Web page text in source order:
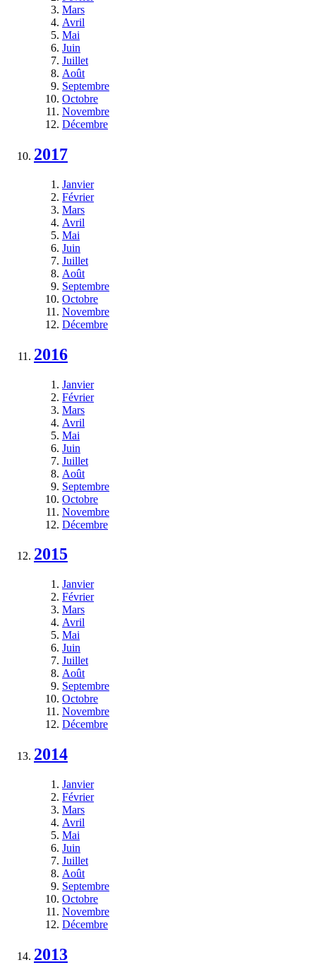
Mars
Avril
Mai
Juin
Juillet
Août
Septembre
Octobre
Novembre
Décembre
2017
Janvier
Février
Mars
Avril
Mai
Juin
Juillet
Août
Septembre
Octobre
Novembre
Décembre
2016
Janvier
Février
Mars
Avril
Mai
Juin
Juillet
Août
Septembre
Octobre
Novembre
Décembre
2015
Janvier
Février
Mars
Avril
Mai
Juin
Juillet
Août
Septembre
Octobre
Novembre
Décembre
2014
Janvier
Février
Mars
Avril
Mai
Juin
Juillet
Août
Septembre
Octobre
Novembre
Décembre
2013